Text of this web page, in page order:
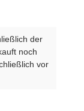
der
noch
vor